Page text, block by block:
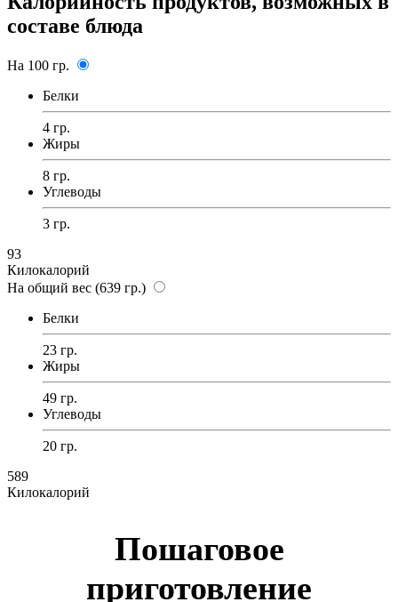
составе блюда
На 100 гр.
Белки
4 гр.
Жиры
8 гр.
Углеводы
3 гр.
93
Килокалорий
На общий вес (639 гр.)
Белки
23 гр.
Жиры
49 гр.
Углеводы
20 гр.
589
Килокалорий
Пошаговое
приготовление